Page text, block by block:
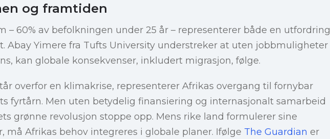
og framtiden
– 60% av befolkningen under 25 år – representerer både en utfordring
Abay Yimere fra Tufts University understreker at uten jobbmuligheter
kan globale konsekvenser, inkludert migrasjon, følge.
overfor en klimakrise, representerer Afrikas overgang til fornybar
fyrtårn. Men uten betydelig finansiering og internasjonalt samarbeid
grønne revolusjon stoppe opp. Mens rike land formulerer sine
må Afrikas behov integreres i globale planer. Ifølge The Guardian er